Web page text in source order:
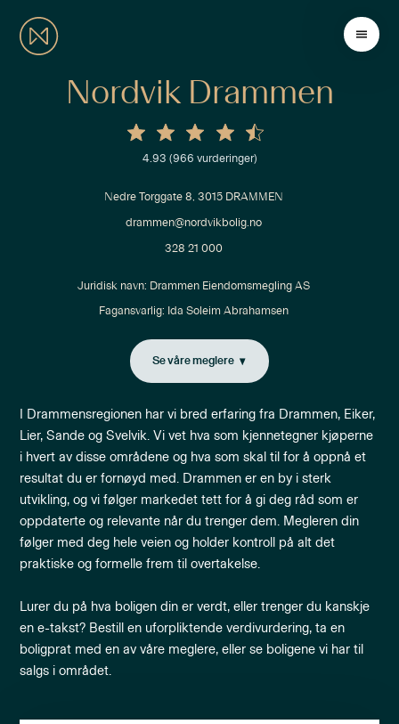
Nordvik Drammen
4.93 (966 vurderinger)
I Drammensregionen har vi bred erfaring fra Drammen, Eiker,
Lier, Sande og Svelvik. Vi vet hva som kjennetegner kjøperne
i hvert av disse områdene og hva som skal til for å oppnå et
resultat du er fornøyd med. Drammen er en by i sterk
utvikling, og vi følger markedet tett for å gi deg råd som er
oppdaterte og relevante når du trenger dem. Megleren din
følger med deg hele veien og holder kontroll på alt det
praktiske og formelle frem til overtakelse.
Lurer du på hva boligen din er verdt, eller trenger du kanskje
en e-takst? Bestill en uforpliktende verdivurdering, ta en
boligprat med en av våre meglere, eller se boligene vi har til
salgs i området.
Nedre Torggate 8, 3015 DRAMMEN
drammen@nordvikbolig.no
328 21 000
Juridisk navn: Drammen Eiendomsmegling AS
Fagansvarlig: Ida Soleim Abrahamsen
Se våre meglere